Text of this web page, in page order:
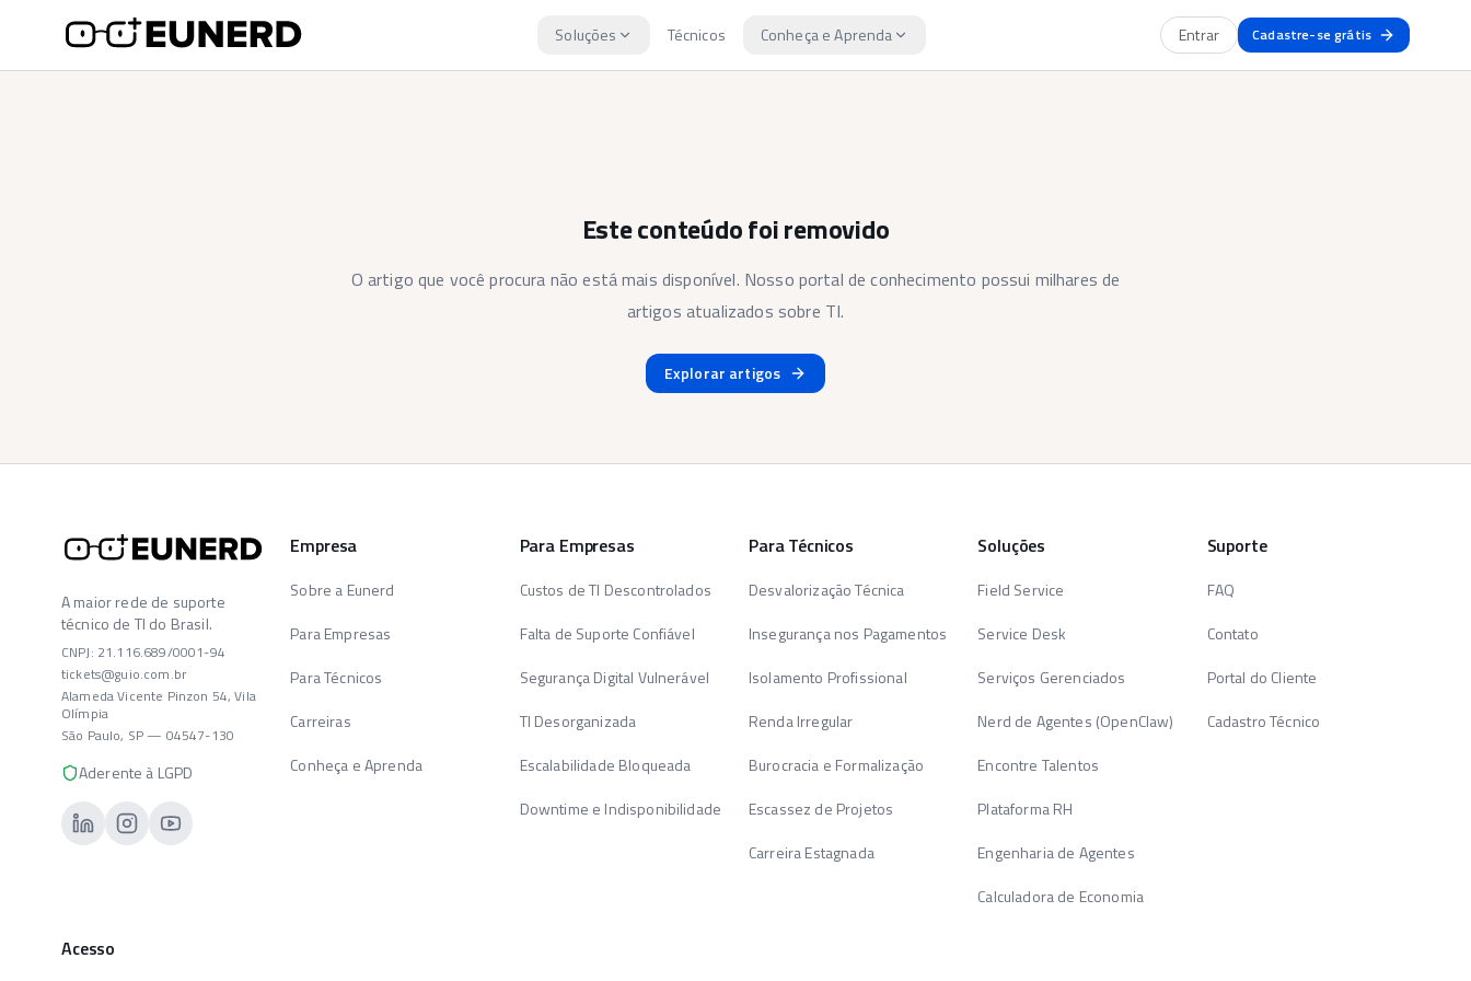
Soluções Técnicos Conheça e Aprenda Entrar Cadastre-se grátis
Este conteúdo foi removido
O artigo que você procura não está mais disponível. Nosso portal de conhecimento possui milhares de
artigos atualizados sobre TI.
Explorar artigos
A maior rede de suporte
técnico de TI do Brasil.
CNPJ: 21.116.689/0001-94
tickets@guio.com.br
Alameda Vicente Pinzon 54, Vila
Olímpia
São Paulo, SP — 04547-130
Aderente à LGPD
Empresa
Sobre a Eunerd
Para Empresas
Para Técnicos
Carreiras
Conheça e Aprenda
Para Empresas
Custos de TI Descontrolados
Falta de Suporte Confiável
Segurança Digital Vulnerável
TI Desorganizada
Escalabilidade Bloqueada
Downtime e Indisponibilidade
Para Técnicos
Desvalorização Técnica
Insegurança nos Pagamentos
Isolamento Profissional
Renda Irregular
Burocracia e Formalização
Escassez de Projetos
Carreira Estagnada
Soluções
Field Service
Service Desk
Serviços Gerenciados
Nerd de Agentes (OpenClaw)
Encontre Talentos
Plataforma RH
Engenharia de Agentes
Calculadora de Economia
Suporte
FAQ
Contato
Portal do Cliente
Cadastro Técnico
Acesso